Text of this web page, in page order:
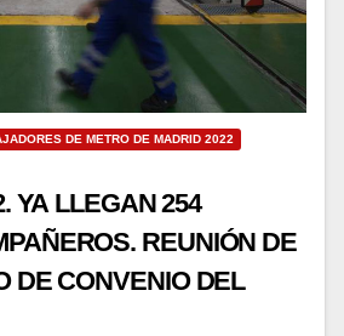
DE METRO DE MADRID 2022
YA LLEGAN 254
REUNIÓN DE
DE CONVENIO DEL